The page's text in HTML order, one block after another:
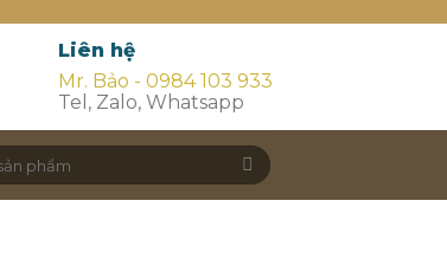
Liên hệ
Mr. Bảo - 0984 103 933
Tel, Zalo, Whatsapp